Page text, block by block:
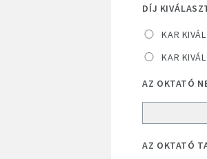
DÍJ
KAR
KAR
AZ OKTATÓ
AZ OKTATÓ